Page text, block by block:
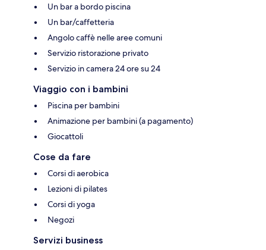
Un bar a bordo piscina
Un bar/caffetteria
Angolo caffè nelle aree comuni
Servizio ristorazione privato
Servizio in camera 24 ore su 24
Viaggio con i bambini
Piscina per bambini
Animazione per bambini (a pagamento)
Giocattoli
Cose da fare
Corsi di aerobica
Lezioni di pilates
Corsi di yoga
Negozi
Servizi business